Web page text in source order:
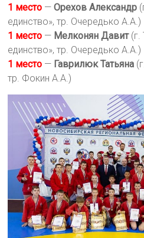
1 место —Орехов Александр
единство», тр. Очередько А.А.)
1 место — Мелконян Давит(г.
единство», тр. Очередько А.А.)
1 место — Гаврилюк Татьяна
тр. Фокин А.А.)